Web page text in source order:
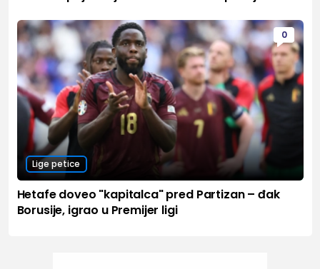
0
Lige petice
Hetafe doveo "kapitalca" pred Partizan – đak
Borusije, igrao u Premijer ligi